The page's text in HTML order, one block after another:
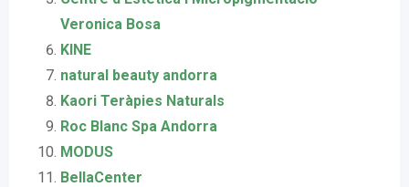
Veronica Bosa
KINE
natural beauty andorra
Kaori Teràpies Naturals
Roc Blanc Spa Andorra
MODUS
BellaCenter